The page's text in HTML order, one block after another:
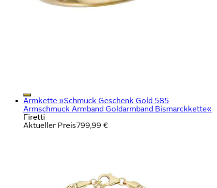
Armkette »Schmuck Geschenk Gold 585
Armschmuck Armband Goldarmband Bismarckkette«
Firetti
Aktueller Preis799,99 €